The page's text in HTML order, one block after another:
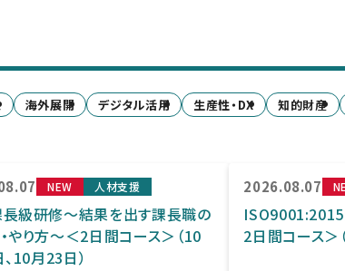
海外展開 デジタル活用 生産性・DX 知的財産
NEW 人材支援
級研修～結果を出す課長職の
やり方～＜2日間コース＞（10
10月23日）
2026.08.07
2日間コース＞